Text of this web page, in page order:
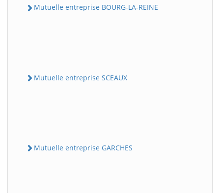
Mutuelle entreprise BOURG-LA-REINE
Mutuelle entreprise SCEAUX
Mutuelle entreprise GARCHES